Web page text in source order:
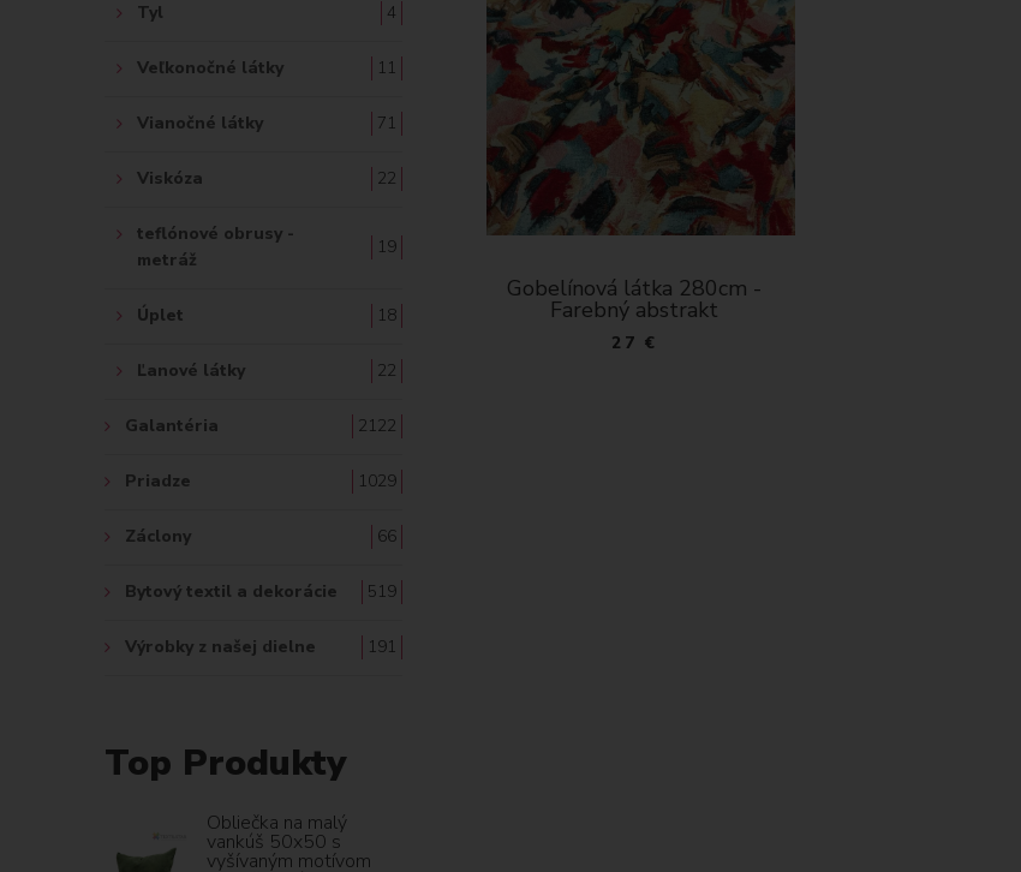
Gobelínová látka 280cm -
Farebný abstrakt
27 €
Tyl 4
Veľkonočné látky 11
Vianočné látky 71
Viskóza 22
teflónové obrusy -
metráž
19
Úplet 18
Ľanové látky 22
Galantéria 2122
Priadze 1029
Záclony 66
Bytový textil a dekorácie 519
Výrobky z našej dielne 191
Top Produkty
Obliečka na malý
vankúš 50x50 s
vyšívaným motívom